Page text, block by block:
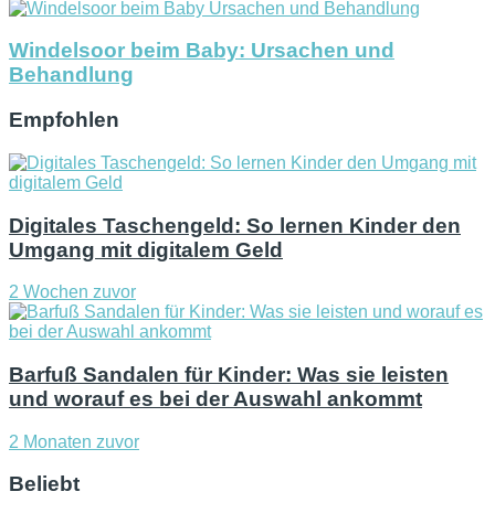
Windelsoor beim Baby: Ursachen und
Behandlung
Empfohlen
Digitales Taschengeld: So lernen Kinder den
Umgang mit digitalem Geld
2 Wochen zuvor
Barfuß Sandalen für Kinder: Was sie leisten
und worauf es bei der Auswahl ankommt
2 Monaten zuvor
Beliebt